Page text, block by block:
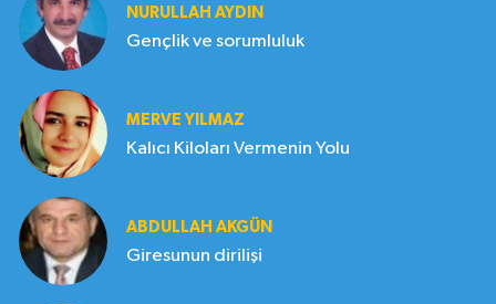
NURULLAH AYDIN
Gençlik ve sorumluluk
MERVE YILMAZ
Kalıcı Kiloları Vermenin Yolu
ABDULLAH AKGÜN
Giresunun dirilişi